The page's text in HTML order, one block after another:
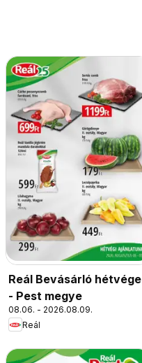
Reál Bevásárló hétvége
- Pest megye
08.06. - 2026.08.09.
Reál